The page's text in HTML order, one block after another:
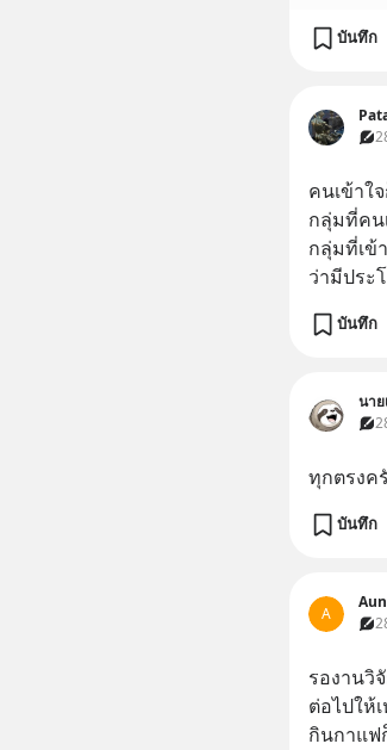
บันทึก
คนเข้าใ
กลุ่มที่คน
กลุ่มที่เข้
ว่ามีประ
บันทึก
นาย
ทุกตรงค
บันทึก
A
รองานวิ
ต่อไปให้
กินกาแฟ